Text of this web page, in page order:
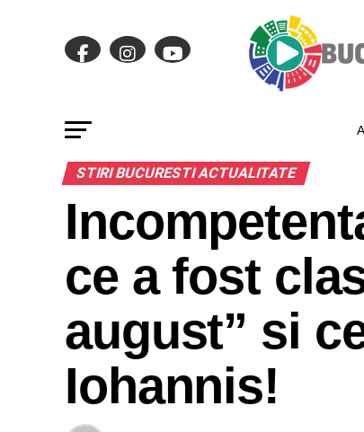
STIRI BUCURESTI ACTUALITATE
ce a fost
august” si
Iohannis!